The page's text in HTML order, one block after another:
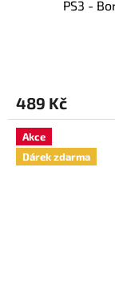
PS3 -
489 Kč
Akce
Dárek zdarma